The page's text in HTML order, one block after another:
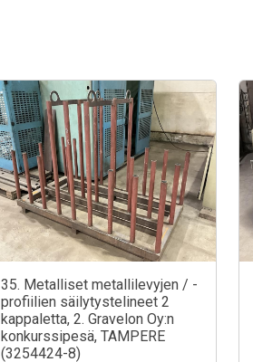
35. Metalliset metallilevyjen / -
profiilien säilytystelineet 2
kappaletta, 2. Gravelon Oy:n
konkurssipesä, TAMPERE
(3254424-8)